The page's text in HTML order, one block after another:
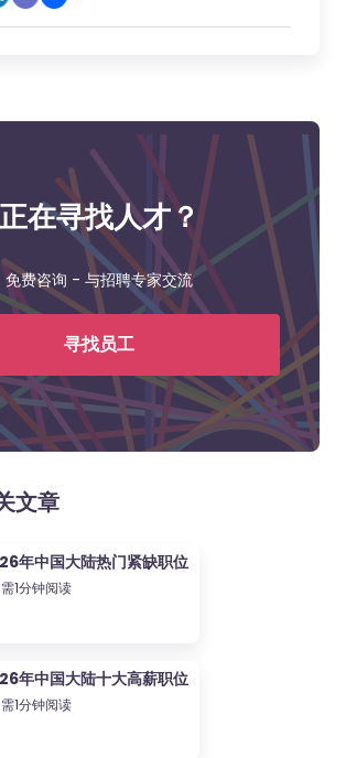
正在寻找人才？
免费咨询 - 与招聘专家交流
寻找员工
文章
年中国大陆热门紧缺职位
需1分钟阅读
年中国大陆十大高薪职位
需1分钟阅读